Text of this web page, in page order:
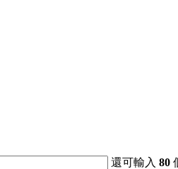
還可輸入80